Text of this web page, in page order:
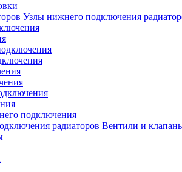
Узлы нижнего подключения
подключения
Вентили и